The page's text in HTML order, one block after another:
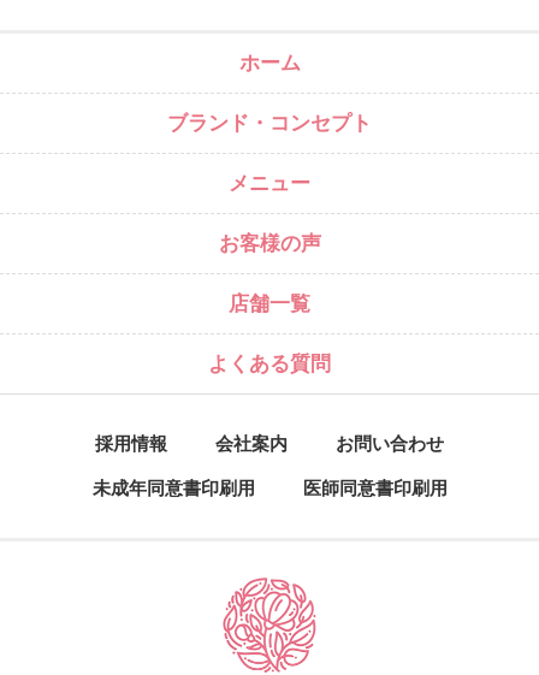
ホーム
ブランド・コンセプト
メニュー
お客様の声
店舗一覧
よくある質問
採用情報 会社案内 お問い合わせ
未成年同意書印刷用 医師同意書印刷用